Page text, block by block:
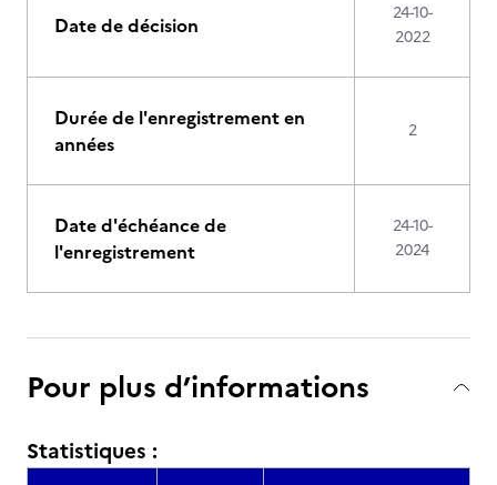
Date de décision
24-10-
2022
Durée de l'enregistrement en
années
2
Date d'échéance de
l'enregistrement
24-10-
2024
Pour plus d’informations
Statistiques :